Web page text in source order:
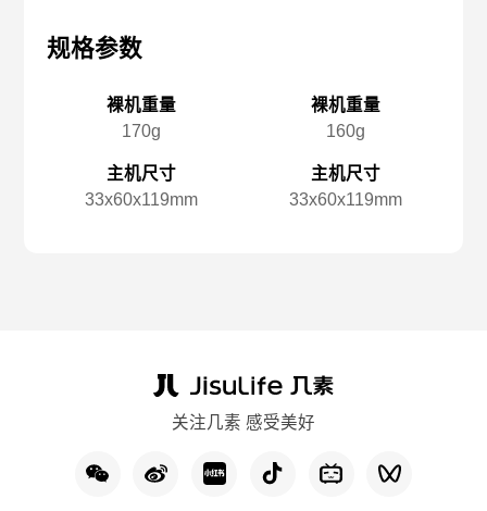
规格参数
裸机重量
170g
主机尺寸
33x️60x️119mm
裸机重量
160g
主机尺寸
33x️60x️119mm
关注几素 感受美好